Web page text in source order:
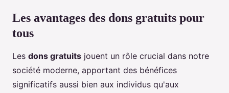
Les avantages des dons gratuits pour
tous
Les dons gratuits jouent un rôle crucial dans notre
société moderne, apportant des bénéfices
significatifs aussi bien aux individus qu'aux